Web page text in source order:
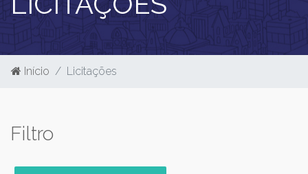
Início Licitações
Filtro